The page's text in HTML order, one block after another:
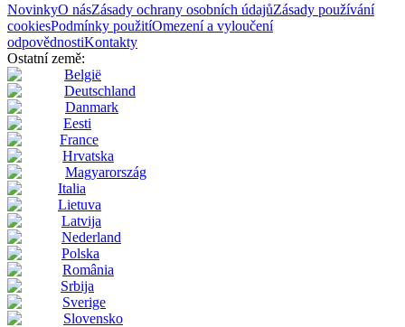
NovinkyO násZásady ochrany osobních údajůZásady používání
cookiesPodmínky použitíOmezení a vyloučení
odpovědnostiKontakty
Ostatní země:
België
Deutschland
Danmark
Eesti
France
Hrvatska
Magyarország
Italia
Lietuva
Latvija
Nederland
Polska
România
Srbija
Sverige
Slovensko